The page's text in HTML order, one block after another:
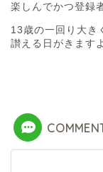
楽しんでかつ登録
13歳の一回り大き
讃える日がきます